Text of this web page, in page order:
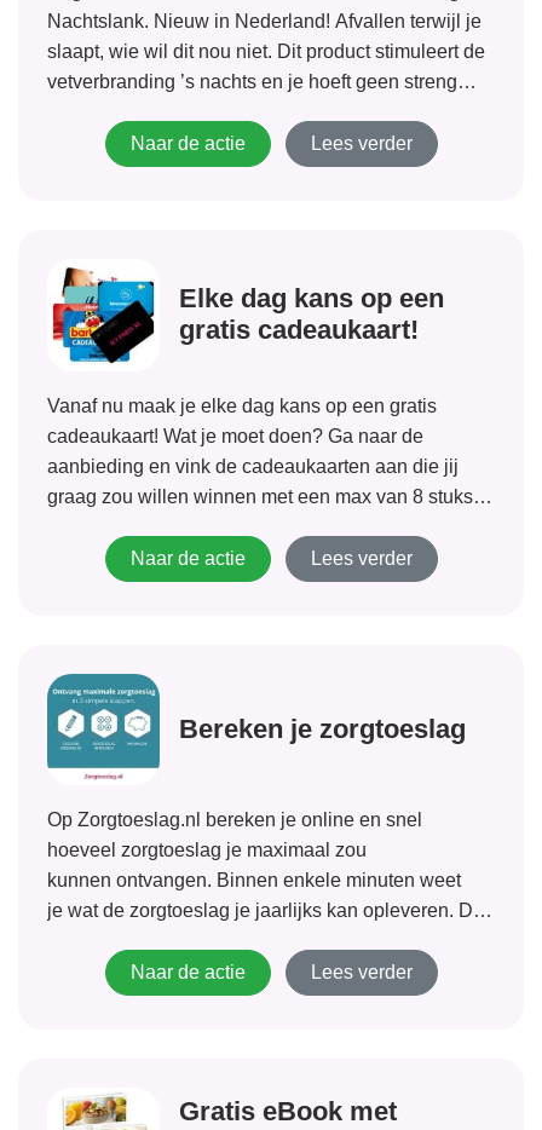
Nachtslank. Nieuw in Nederland! Afvallen terwijl je
slaapt, wie wil dit nou niet. Dit product stimuleert de
vetverbranding ’s nachts en je hoeft geen streng
Naar de actie
Lees verder
Elke dag kans op een
gratis cadeaukaart!
Vanaf nu maak je elke dag kans op een gratis
cadeaukaart! Wat je moet doen? Ga naar de
aanbieding en vink de cadeaukaarten aan die jij
graag zou willen winnen met een max van 8 stuks.
Naar de actie Lees verder
Bereken je zorgtoeslag
Op Zorgtoeslag.nl bereken je online en snel
hoeveel zorgtoeslag je maximaal zou
kunnen ontvangen. Binnen enkele minuten weet
je wat de zorgtoeslag je jaarlijks kan opleveren. De
per jaar. Als blijkt dat je recht hebt op zorgtoeslag,
kun je die direct aanvragen.
Naar de actie Lees verder
Gratis eBook met